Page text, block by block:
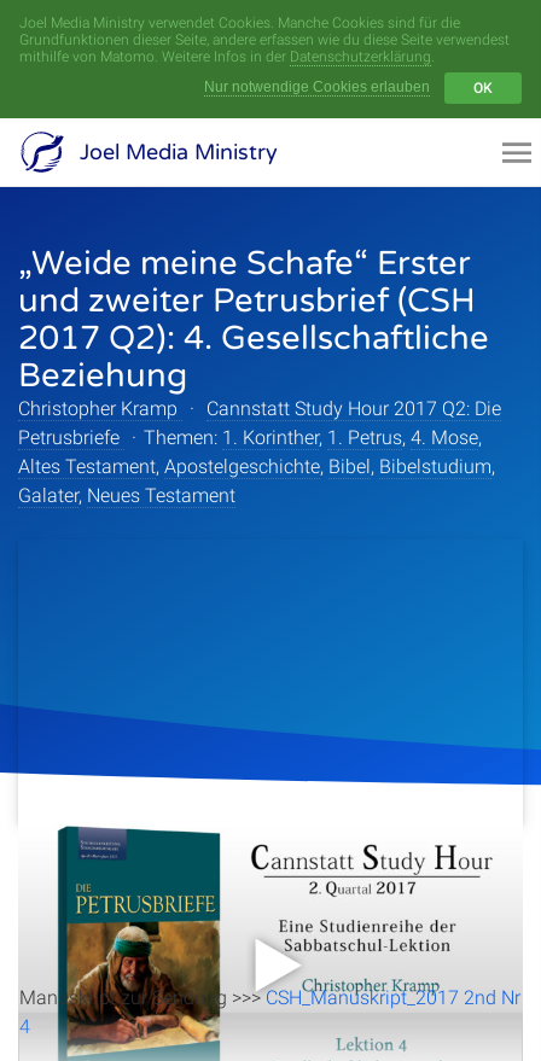
Joel Media Ministry verwendet Cookies. Manche Cookies sind für die
Grundfunktionen dieser Seite, andere erfassen wie du diese Seite verwendest
mithilfe von Matomo. Weitere Infos in der Datenschutzerklärung.
Nur notwendige Cookies erlauben
OK
Joel Media Ministry
„Weide meine Schafe“ Erster
und zweiter Petrusbrief (CSH
2017 Q2): 4. Gesellschaftliche
Beziehung
Christopher Kramp ·
Cannstatt Study Hour 2017 Q2: Die
Petrusbriefe · Themen: 1. Korinther, 1. Petrus, 4. Mose,
Altes Testament, Apostelgeschichte, Bibel, Bibelstudium,
Galater, Neues Testament
Klicks Download
Manuskript zur Sendung >>>CSH_Manuskript_2017 2nd Nr
4
Menü
Videoarchiv
Serien
Sprecher
Über Uns
Kontakt